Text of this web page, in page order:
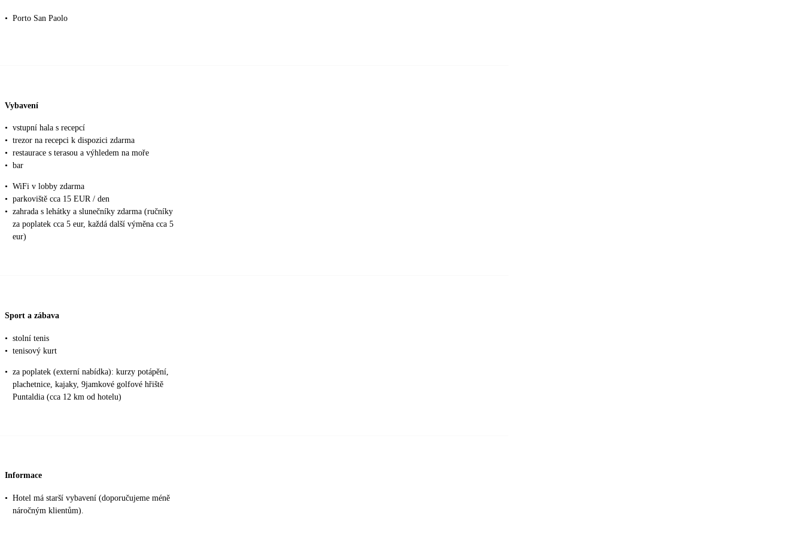
• Porto San Paolo
Vybavení
• vstupní hala s recepcí
• trezor na recepci k dispozici zdarma
• restaurace s terasou a výhledem na moře
• bar
• WiFi v lobby zdarma
• parkoviště cca 15 EUR / den
• zahrada s lehátky a slunečníky zdarma (ručníky
za poplatek cca 5 eur, každá další výměna cca 5
eur)
Sport a zábava
• stolní tenis
• tenisový kurt
• za poplatek (externí nabídka): kurzy potápění,
plachetnice, kajaky, 9jamkové golfové hřiště
Puntaldia (cca 12 km od hotelu)
Informace
• Hotel má starší vybavení (doporučujeme méně
náročným klientům).